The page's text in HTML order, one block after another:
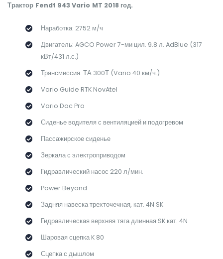
Трактор Fendt 943 Vario MT 2018 год.
Наработка: 2752 м/ч
Двигатель: AGCO Power 7-ми цил. 9.8 л. AdBlue (317
кВт/431 л.с.)
Трансмиссия: ТА 300Т (Vario 40 км/ч.)
Vario Guide RTK NovAtel
Vario Doc Pro
Сиденье водителя с вентиляцией и подогревом
Пассажирское сиденье
Зеркала с электроприводом
Гидравлический насос 220 л/мин.
Power Beyond
Задняя навеска трехточечная, кат. 4N SK
Гидравлическая верхняя тяга длинная SK кат. 4N
Шаровая сцепка K 80
Сцепка с дышлом